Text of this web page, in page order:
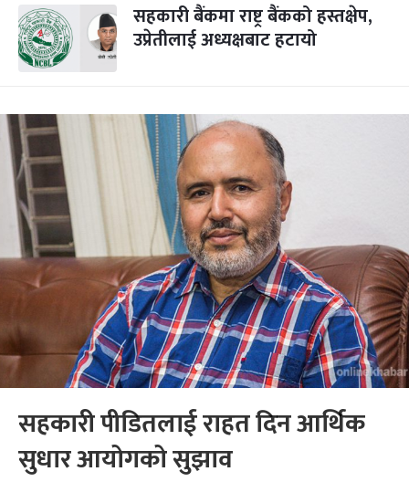
सहकारी बैंकमा राष्ट्र बैंकको हस्तक्षेप,
उप्रेतीलाई अध्यक्षबाट हटायो
सहकारी पीडितलाई राहत दिन आर्थिक
सुधार आयोगको सुझाव